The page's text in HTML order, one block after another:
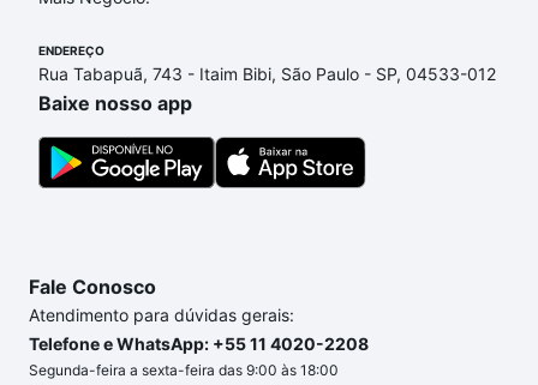
adequar ao seu orçamento. Se ainda tem alguma
dúvida dos custos envolvidos no processo de
compra, veja em nosso portal
um apartamento e conte com a gente para comprar
o imóvel dos seus sonhos com segurança e
ENDEREÇO
Rua Tabapuã, 743 - Itaim Bibi, São Paulo - SP, 04533-012
Baixe nosso app
Fale Conosco
Atendimento para dúvidas gerais:
Telefone e WhatsApp: +55 11 4020-2208
Segunda-feira a sexta-feira das 9:00 às 18:00